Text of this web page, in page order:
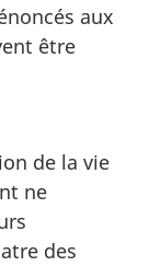
aux
être
de la vie
ne
des